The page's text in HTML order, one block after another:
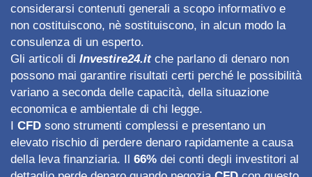
considerarsi contenuti generali a scopo informativo e
non costituiscono, nè sostituiscono, in alcun modo la
consulenza di un esperto.
Gli articoli di Investire24.itche parlano di denaro non
possono mai garantire risultati certi perché le possibilità
variano a seconda delle capacità, della situazione
economica e ambientale di chi legge.
I CFD sono strumenti complessi e presentano un
elevato rischio di perdere denaro rapidamente a causa
della leva finanziaria. Il 66% dei conti degli investitori al